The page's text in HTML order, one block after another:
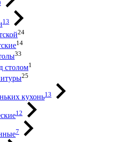
13
24
14
33
столом1
25
кухонь13
12
7